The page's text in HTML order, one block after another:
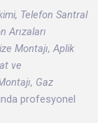
Telefon Santral
Arızaları
Montajı, Aplik
ve
Gaz
profesyonel